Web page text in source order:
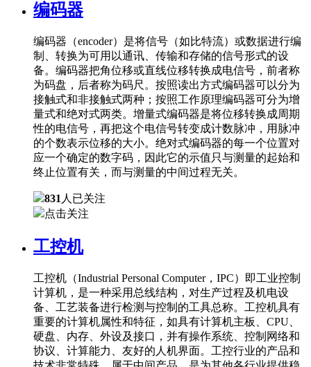
编码器
编码器（encoder）是将信号（如比特流）或数据进行编
制、转换为可用以通讯、传输和存储的信号形式的设
备。编码器把角位移或直线位移转换成电信号，前者称
为码盘，后者称为码尺。按照读出方式编码器可以分为
接触式和非接触式两种；按照工作原理编码器可分为增
量式和绝对式两类。增量式编码器是将位移转换成周期
性的电信号，再把这个电信号转变成计数脉冲，用脉冲
的个数表示位移的大小。绝对式编码器的每一个位置对
应一个确定的数字码，因此它的示值只与测量的起始和
终止位置有关，而与测量的中间过程无关。
831 人已关注
点击关注
工控机
工控机（Industrial Personal Computer，IPC）即工业控制
计算机，是一种采用总线结构，对生产过程及机电设
备、工艺装备进行检测与控制的工具总称。工控机具有
重要的计算机属性和特征，如具有计算机主板、CPU、
硬盘、内存、外设及接口，并有操作系统、控制网络和
协议、计算能力、友好的人机界面。工控行业的产品和